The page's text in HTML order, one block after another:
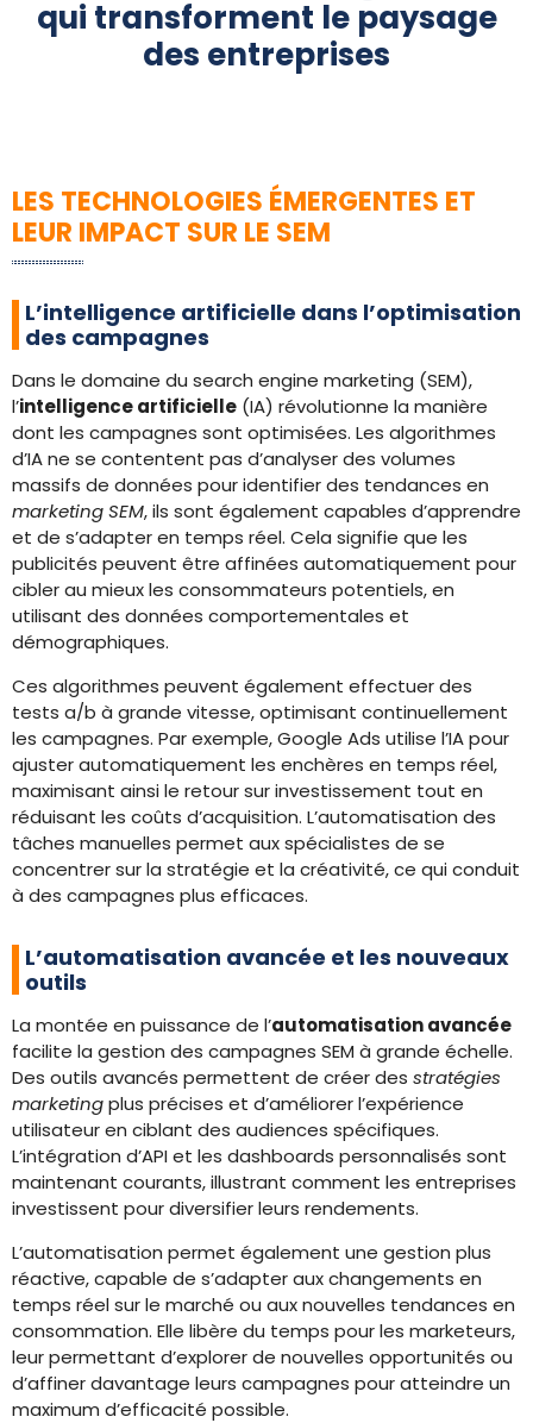
qui transforment le paysage
des entreprises
LES TECHNOLOGIES ÉMERGENTES ET
LEUR IMPACT SUR LE SEM
L’intelligence artificielle dans l’optimisation
des campagnes
Dans le domaine du search engine marketing (SEM),
l’intelligence artificielle (IA) révolutionne la manière
dont les campagnes sont optimisées. Les algorithmes
d’IA ne se contentent pas d’analyser des volumes
massifs de données pour identifier des tendances en
marketing SEM, ils sont également capables d’apprendre
et de s’adapter en temps réel. Cela signifie que les
publicités peuvent être affinées automatiquement pour
cibler au mieux les consommateurs potentiels, en
utilisant des données comportementales et
démographiques.
Ces algorithmes peuvent également effectuer des
tests a/b à grande vitesse, optimisant continuellement
les campagnes. Par exemple, Google Ads utilise l’IA pour
ajuster automatiquement les enchères en temps réel,
maximisant ainsi le retour sur investissement tout en
réduisant les coûts d’acquisition. L’automatisation des
tâches manuelles permet aux spécialistes de se
concentrer sur la stratégie et la créativité, ce qui conduit
à des campagnes plus efficaces.
L’automatisation avancée et les nouveaux
outils
La montée en puissance de l’automatisation avancée
facilite la gestion des campagnes SEM à grande échelle.
Des outils avancés permettent de créer des stratégies
marketingplus précises et d’améliorer l’expérience
utilisateur en ciblant des audiences spécifiques.
L’intégration d’API et les dashboards personnalisés sont
maintenant courants, illustrant comment les entreprises
investissent pour diversifier leurs rendements.
L’automatisation permet également une gestion plus
réactive, capable de s’adapter aux changements en
temps réel sur le marché ou aux nouvelles tendances en
consommation. Elle libère du temps pour les marketeurs,
leur permettant d’explorer de nouvelles opportunités ou
d’affiner davantage leurs campagnes pour atteindre un
maximum d’efficacité possible.